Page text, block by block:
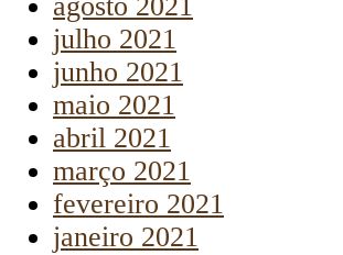
julho 2021
junho 2021
maio 2021
abril 2021
março 2021
fevereiro 2021
janeiro 2021